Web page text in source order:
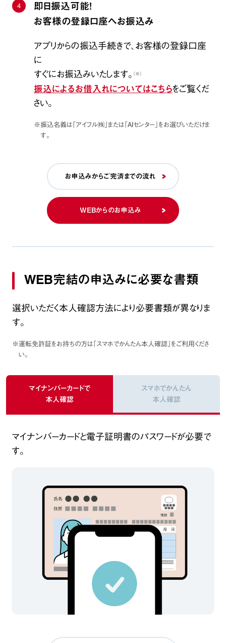
4
即日振込可能！
お客様の登録口座へお振込み
アプリからの振込手続きで、お客様の登録口座
に
すぐにお振込みいたします。 （※）
振込によるお借入れについてはこちらをご覧くだ
さい。
※振込名義は「アイフル㈱」または「AIセンター」をお選びいただけま
す。
お申込みからご完済までの流れ
WEBからのお申込み
WEB完結の申込みに必要な書類
選択いただく本人確認方法により必要書類が異なりま
す。
※運転免許証をお持ちの方は「スマホでかんたん本人確認」をご利用くださ
い。
マイナンバーカードで
本人確認
スマホでかんたん
本人確認
マイナンバーカードと電子証明書のパスワードが必要で
す。